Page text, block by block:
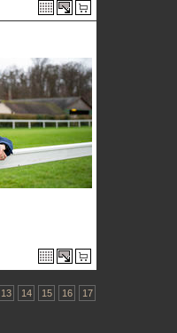
13 14 15 16 17